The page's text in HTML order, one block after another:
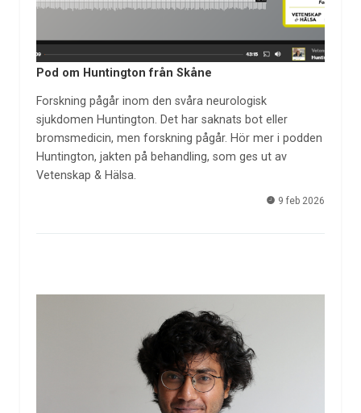
Pod om Huntington från Skåne
Forskning pågår inom den svåra neurologisk
sjukdomen Huntington. Det har saknats bot eller
bromsmedicin, men forskning pågår. Hör mer i podden
Huntington, jakten på behandling, som ges ut av
Vetenskap & Hälsa.
9 feb 2026